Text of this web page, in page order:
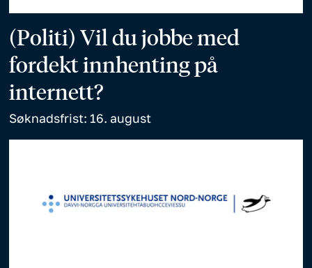
(Politi) Vil du jobbe med
fordekt innhenting på
internett?
Søknadsfrist: 16. august